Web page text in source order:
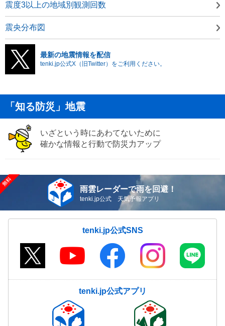
震度3以上の地域別観測回数
震央分布図
最新の地震情報を配信
tenki.jp公式X（旧Twitter）をご利用ください。
「知る防災」地震
いざという時にあわてないために
確かな情報と行動で防災力アップ
雨雲レーダーで雨を回避！
tenki.jp公式 天気予報アプリ
tenki.jp公式SNS
tenki.jp公式アプリ